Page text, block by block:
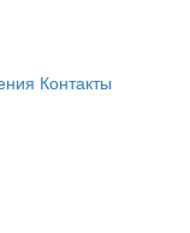
Контакты